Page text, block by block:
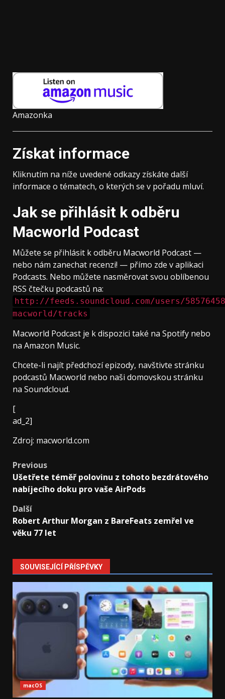
Amazonka
Získat informace
Kliknutím na níže uvedené odkazy získáte další
informace o tématech, o kterých se v pořadu mluví.
Jak se přihlásit k odběru
Macworld Podcast
Můžete se přihlásit k odběru Macworld Podcast —
nebo nám zanechat recenzi! — přímo zde v aplikaci
Podcasts. Nebo můžete nasměrovat svou oblíbenou
RSS čtečku podcastů na:
http://feeds.soundcloud.com/users/
macworld/tracks
Macworld Podcast je k dispozici také na Spotify nebo
na Amazon Music.
Chcete-li najít předchozí epizody, navštivte stránku
podcastů Macworld nebo naši domovskou stránku
na Soundcloud.
[
ad_2]
Zdroj: macworld.com
Post
navigation
Previous
Ušetřete téměř polovinu z tohoto bezdrátového
nabíjecího doku pro vaše AirPods
Další
Robert Arthur Morgan z BareFeats zemřel ve
věku 77 let
SOUVISEJÍCÍ PŘÍSPĚVKY
macOS